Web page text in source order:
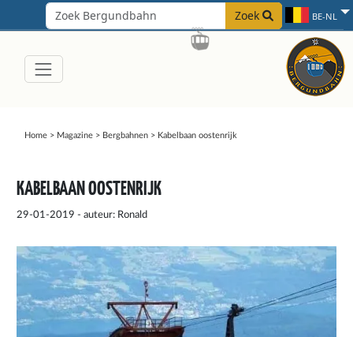
Zoek BE-NL
Home> Magazine> Bergbahnen> Kabelbaan oostenrijk
KABELBAAN OOSTENRIJK
29-01-2019 - auteur: Ronald